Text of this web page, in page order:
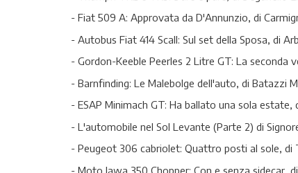
- Fiat 509 A: Approvata da D'Annunzio, di
- Autobus Fiat 414 Scall: Sul set della Sposa, di
- Gordon-Keeble Peerles 2 Litre GT: La seconda
- Barnfinding: Le Malebolge dell'auto, di Batazzi
- ESAP Minimach GT: Ha ballato una sola
- L'automobile nel Sol Levante (Parte 2) di
- Peugeot 306 cabriolet: Quattro posti al sole, di
- Moto Jawa 350 Chopper: Con e senza sidecar,